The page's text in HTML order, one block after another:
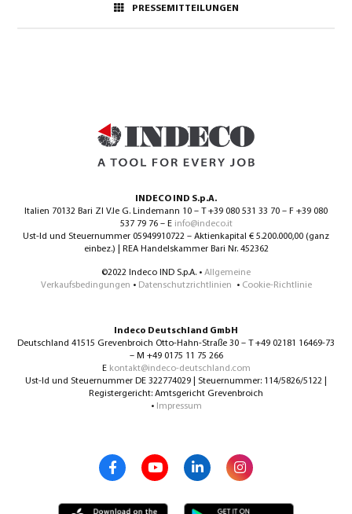
PRESSEMITTEILUNGEN
INDECO IND S.p.A.
Italien 70132 Bari ZI V.le G. Lindemann 10 – T +39 080 531 33 70 – F +39 080
537 79 76 – E info@indeco.it
Ust-Id und Steuernummer 05949910722 – Aktienkapital € 5.200.000,00 (ganz
einbez.) | REA Handelskammer Bari Nr. 452362
©2022 Indeco IND S.p.A. • Allgemeine
Verkaufsbedingungen • Datenschutzrichtlinien • Cookie-Richtlinie
Indeco Deutschland GmbH
Deutschland 41515 Grevenbroich Otto-Hahn-Straße 30 – T +49 02181 16469-73
– M +49 0175 11 75 266
E kontakt@indeco-deutschland.com
Ust-Id und Steuernummer DE 322774029 | Steuernummer: 114/5826/5122 |
Registergericht: Amtsgericht Grevenbroich
• Impressum